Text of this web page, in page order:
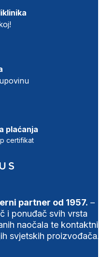
plaćanja
certifikat
partner od 1957. –
i ponuđač svih vrsta
naočala te
svjetskih proizvođača.